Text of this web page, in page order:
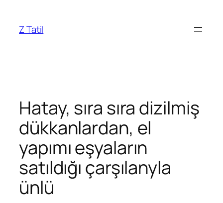
Z Tatil
Hatay, sıra sıra dizilmiş
dükkanlardan, el
yapımı eşyaların
satıldığı çarşılanyla
ünlü